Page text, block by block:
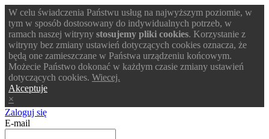
W celu świadczenia Państwu usług na najwyższym poziomie, w
tym w sposób dostosowany do indywidualnych potrzeb, w
ramach naszej witryny stosujemy pliki cookies. Korzystanie z
witryny bez zmiany ustawień dotyczących cookies oznacza, że
będą one zamieszczane w Państwa urządzeniu końcowym.
Możecie Państwo dokonać w każdym czasie zmiany ustawień
dotyczących cookies. Wiecej.
Akceptuje
×
Zaloguj się
E-mail